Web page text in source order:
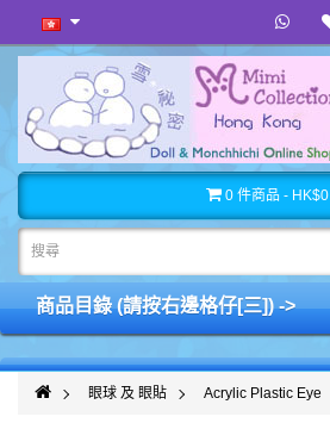
0 件商品 - HK$0
商品目錄 (請按右邊格仔[三]) ->
眼球 及 眼貼 Acrylic Plastic Eye